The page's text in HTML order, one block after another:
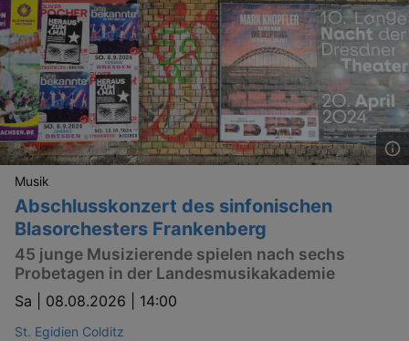
Musik
Abschlusskonzert des sinfonischen
Blasorchesters Frankenberg
45 junge Musizierende spielen nach sechs
Probetagen in der Landesmusikakademie
Sa | 08.08.2026 | 14:00
St. Egidien Colditz